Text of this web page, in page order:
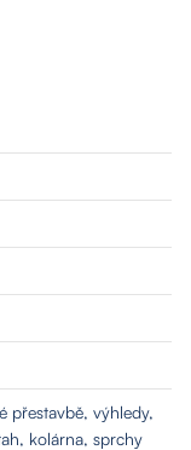
přestavbě, výhledy,
kolárna, sprchy